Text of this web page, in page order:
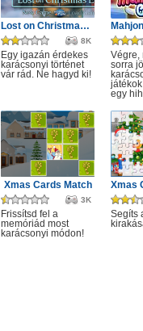
Lost on Christmas Eve
8K
Egy igazán érdekes
karácsonyi történet
vár rád. Ne hagyd ki!
Végre,
sorra
egy
Xmas Cards Match
3K
Frissítsd fel a
memóriád most
karácsonyi módon!
Segíts